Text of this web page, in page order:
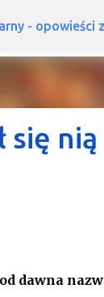
- opowieści
się
dawna